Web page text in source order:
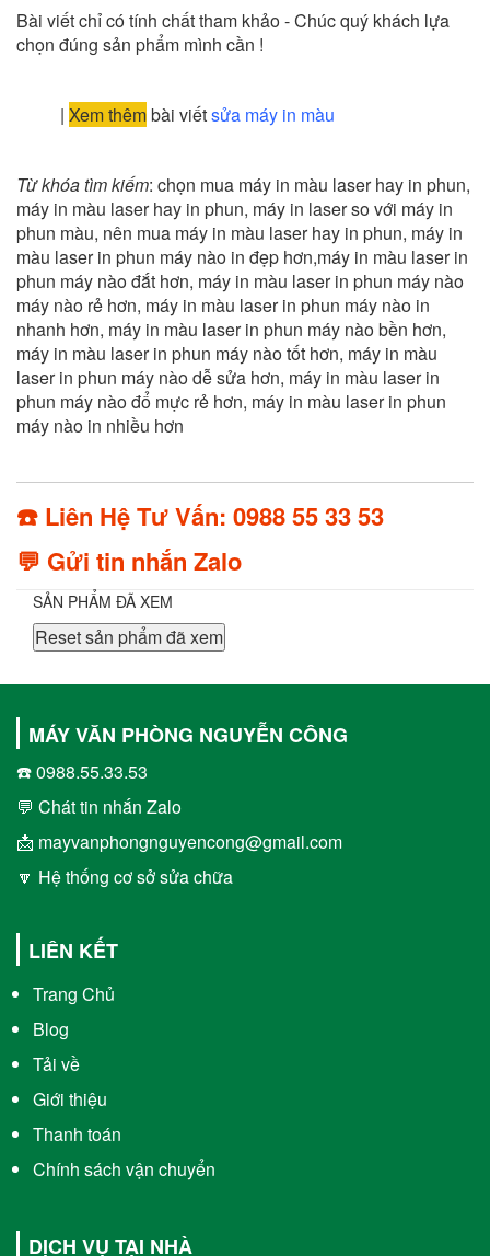
Bài viết chỉ có tính chất tham khảo - Chúc quý khách lựa
chọn đúng sản phẩm mình cần !
| Xem thêmbài viếtsửa máy in màu
Từ khóa tìm kiếm: chọn mua máy in màu laser hay in phun,
máy in màu laser hay in phun, máy in laser so với máy in
phun màu, nên mua máy in màu laser hay in phun, máy in
màu laser in phun máy nào in đẹp hơn,máy in màu laser in
phun máy nào đắt hơn, máy in màu laser in phun máy nào
máy nào rẻ hơn, máy in màu laser in phun máy nào in
nhanh hơn, máy in màu laser in phun máy nào bền hơn,
máy in màu laser in phun máy nào tốt hơn, máy in màu
laser in phun máy nào dễ sửa hơn, máy in màu laser in
phun máy nào đổ mực rẻ hơn, máy in màu laser in phun
máy nào in nhiều hơn
☎️ Liên Hệ Tư Vấn: 0988 55 33 53
💬 Gửi tin nhắn Zalo
SẢN PHẨM ĐÃ XEM
Reset sản phẩm đã xem
MÁY VĂN PHÒNG NGUYỄN CÔNG
☎️ 0988.55.33.53
💬 Chát tin nhắn Zalo
📩 mayvanphongnguyencong@gmail.com
🔽 Hệ thống cơ sở sửa chữa
LIÊN KẾT
Trang Chủ
Blog
Tải về
Giới thiệu
Thanh toán
Chính sách vận chuyển
DỊCH VỤ TẠI NHÀ